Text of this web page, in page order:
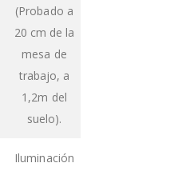
(Probado a
20 cm de la
mesa de
trabajo, a
1,2m del
suelo).
Iluminación